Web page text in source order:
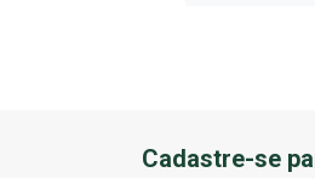
Cadastre-se